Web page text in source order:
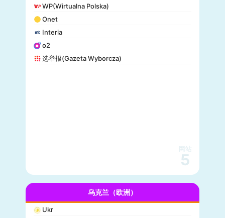
WP(Wirtualna Polska)
Onet
Interia
o2
选举报(Gazeta Wyborcza)
网站
5
乌克兰（欧洲）
Ukr